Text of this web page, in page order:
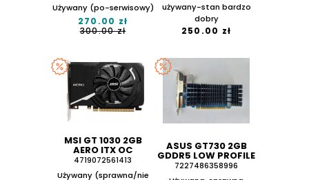
Używany (po-serwisowy)
270.00 zł
300.00 zł
używany-stan bardzo
dobry
250.00 zł
MSI GT 1030 2GB
AERO ITX OC
4719072561413
Używany (sprawna/nie
ASUS GT730 2GB
GDDR5 LOW PROFILE
7227486358996